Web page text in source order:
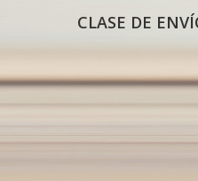
CLASE DE